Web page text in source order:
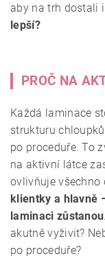
aby na trh dostali
lepší?
PROČ NA
Každá laminace
strukturu
po proceduře. To
na aktivní látce
ovlivňuje všechno
klientky a hlavně
laminaci zůstanou
akutně vyživit?
po proceduře?